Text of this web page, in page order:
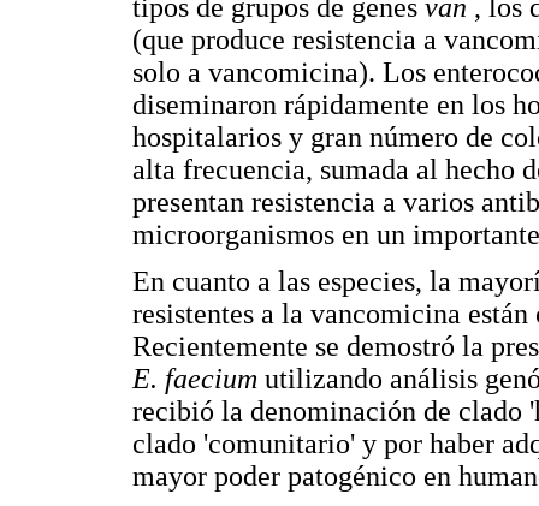
tipos de grupos de genes van , los
(que produce resistencia a
solo a vancomicina). Los
diseminaron rápidamente en los
hospitalarios y gran número de
alta frecuencia, sumada al hecho
presentan resistencia a varios
microorganismos en un
En cuanto a las especies, la
resistentes a la vancomicina
Recientemente se demostró la
E. faecium utilizando análisis
recibió la denominación de clado
clado 'comunitario' y por haber
mayor poder patogénico en